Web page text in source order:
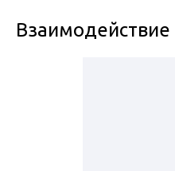
Взаимодействие